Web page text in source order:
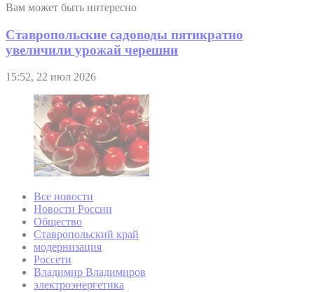
Вам может быть интересно
Ставропольские садоводы пятикратно
увеличили урожай черешни
15:52, 22 июл 2026
Все новости
Новости России
Общество
Ставропольский край
модернизация
Россети
Владимир Владимиров
электроэнергетика